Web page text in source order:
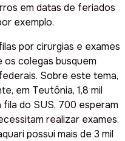
em datas de feriados
exemplo.
por cirurgias e exames
os colegas busquem
Sobre este tema,
em Teutônia, 1,8 mil
fila do SUS, 700 esperam
realizar exames.
possui mais de 3 mil